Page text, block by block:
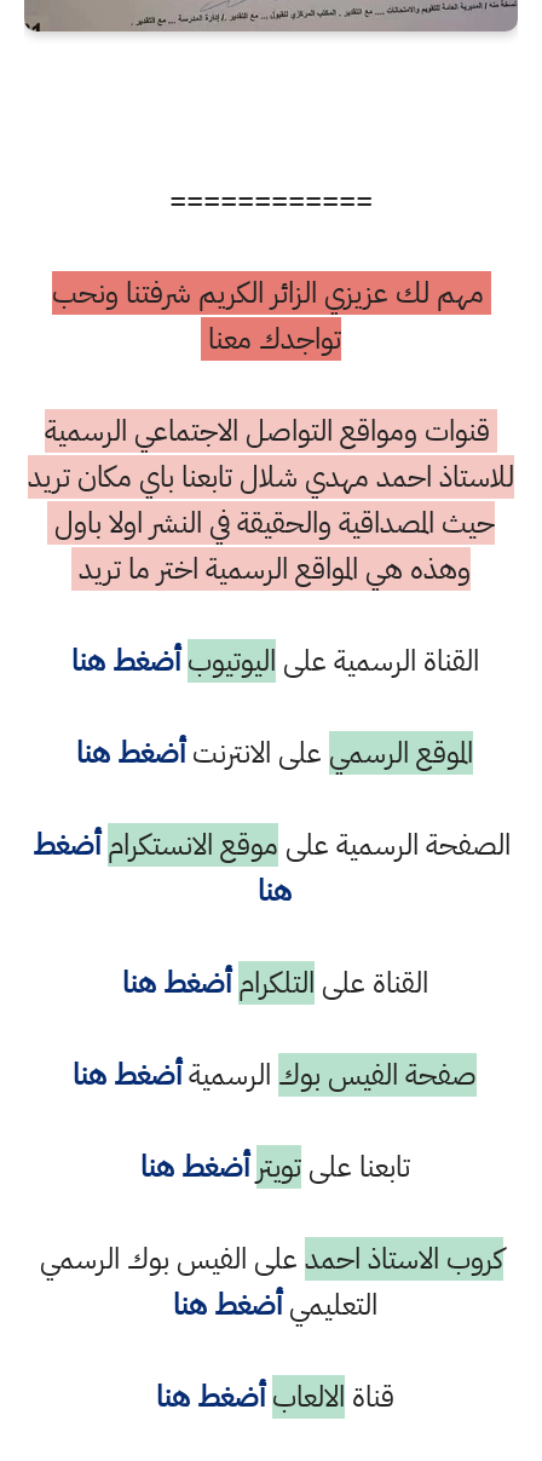
============
مهم لك عزيزي الزائر الكريم شرفتنا ونحب
تواجدك معنا
قنوات ومواقع التواصل الاجتماعي الرسمية
للاستاذ احمد مهدي شلال تابعنا باي مكان تريد
حيث المصداقية والحقيقة في النشر اولا باول
وهذه هي المواقع الرسمية اختر ما تريد
القناة الرسمية على اليوتيوب أضغط هنا
الموقع الرسمي على الانترنتأضغط هنا
الصفحة الرسمية على موقع الانستكرام أضغط
هنا
القناة على التلكرام أضغط هنا
صفحة الفيس بوك الرسميةأضغط هنا
تابعنا علىتويتر أضغط هنا
كروب الاستاذ احمدعلى الفيس بوك الرسمي
التعليميأضغط هنا
قناة الالعاب أضغط هنا